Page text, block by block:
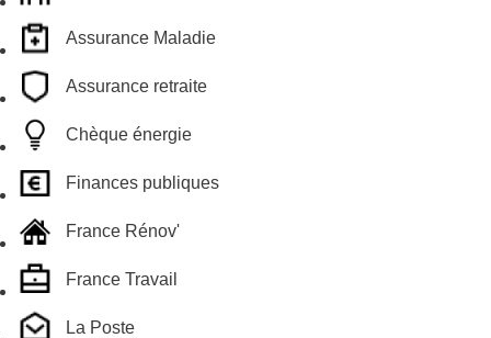
Assurance Maladie
Assurance retraite
Chèque énergie
Finances publiques
France Rénov'
France Travail
La Poste